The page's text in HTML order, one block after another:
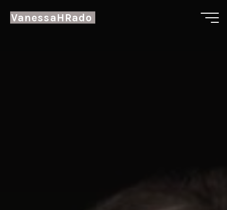
VanessaHRado